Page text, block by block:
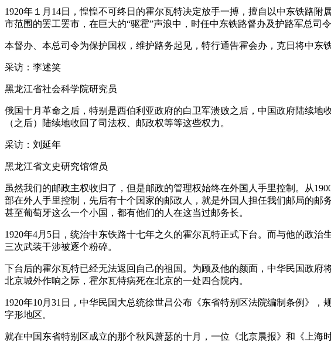
1920年１月14日，惶惶不可终日的霍尔瓦特决定放手一搏，擅自以中东铁路
市范围的罢工罢市，在巨大的“驱霍”声浪中，时任中东铁路督办及护路军总司
本督办、本总司令为保护国权，维护路务起见，特行通告霍会办，克日将中东
采访：李述笑
黑龙江省社会科学院研究员
俄国十月革命之后，特别是西伯利亚政府的白卫军溃败之后，中国政府陆续
（之后）陆续地收回了司法权、邮政权等等这些权力。
采访：刘延年
黑龙江省文史研究馆馆员
虽然我们的邮政主权收归了，但是邮政的管理权始终在外国人手里控制。从
部在外人手里控制，先后有十个国家的邮政人，就是外国人担任我们邮局的
甚至葡萄牙这么一个小国，都有他们的人在这当过邮务长。
1920年4月5日，统治中东铁路十七年之久的霍尔瓦特正式下台。而与他的政
三次武装干涉被逐个粉碎。
下台后的霍尔瓦特已经无法返回自己的祖国。为顾及他的颜面，中华民国政府
北京城外作响之际，霍尔瓦特病死在北京的一处四合院内。
1920年10月31日，中华民国大总统徐世昌公布《东省特别区法院编制条例》
字形地区。
就在中国东省特别区成立的那个秋风萧瑟的十月，一位《北京晨报》和《上